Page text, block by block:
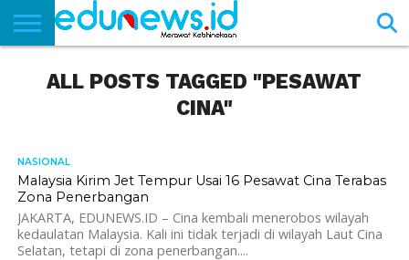
NEWS
EDUNEWS
LITERASI
PUSTAKA
SOSOK
TEKNO
KHASANAH
SASTRA
ALL POSTS TAGGED "PESAWAT
CINA"
NASIONAL
Malaysia Kirim Jet Tempur Usai 16 Pesawat Cina Terabas
Zona Penerbangan
JAKARTA, EDUNEWS.ID – Cina kembali menerobos wilayah
kedaulatan Malaysia. Kali ini tidak terjadi di wilayah Laut Cina
Selatan, tetapi di zona penerbangan....